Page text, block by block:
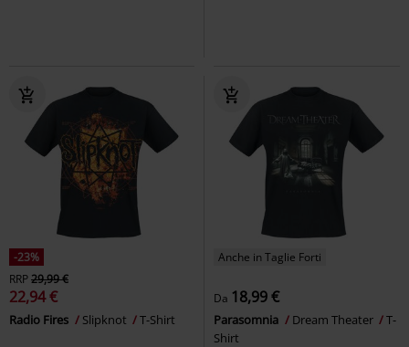
-23%
RRP29,99 €
22,94 €
Radio Fires Slipknot T-Shirt
Anche in Taglie Forti
Da 18,99 €
Parasomnia Dream Theater
T-
Shirt